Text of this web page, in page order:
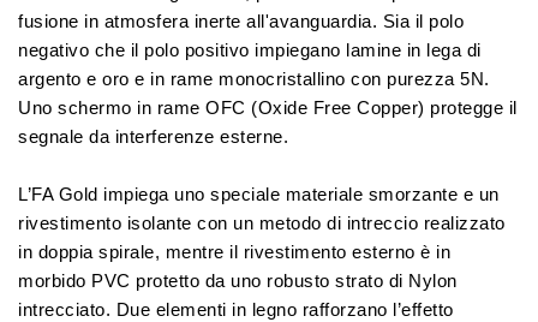
fusione in atmosfera inerte all'avanguardia. Sia il polo
negativo che il polo positivo impiegano lamine in lega di
argento e oro e in rame monocristallino con purezza 5N.
Uno schermo in rame OFC (Oxide Free Copper) protegge il
segnale da interferenze esterne.
L’FA Gold impiega uno speciale materiale smorzante e un
rivestimento isolante con un metodo di intreccio realizzato
in doppia spirale, mentre il rivestimento esterno è in
morbido PVC protetto da uno robusto strato di Nylon
intrecciato. Due elementi in legno rafforzano l’effetto